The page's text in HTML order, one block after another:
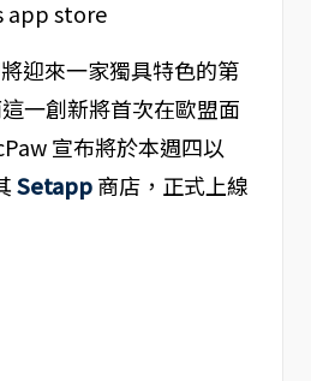
迎來一家獨具特色的第
一創新將首次在歐盟面
宣布將於本週四以
Setapp商店，正式上線